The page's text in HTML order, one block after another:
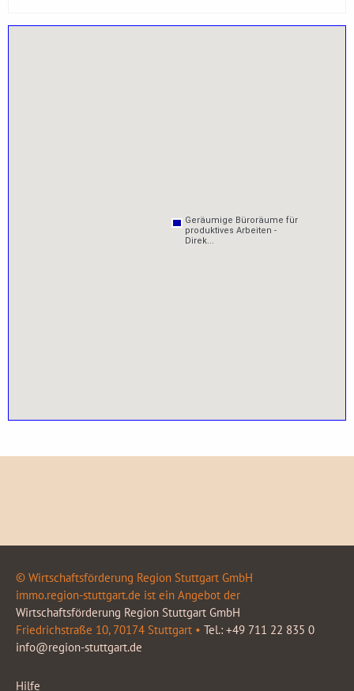
Geräumige Büroräume für
produktives Arbeiten -
Direk...
Geräumige Büroräume für
produktives Arbeiten -
Direk...
© Wirtschaftsförderung Region Stuttgart GmbH
immo.region-stuttgart.de ist ein Angebot der
Wirtschaftsförderung Region Stuttgart GmbH
Friedrichstraße 10, 70174 Stuttgart • Tel.: +49 711 22 835 0
info@region-stuttgart.de
Hilfe